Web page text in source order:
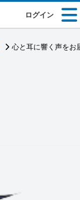
ログイン
心と耳に響く声をお